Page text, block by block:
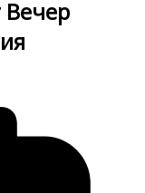
Вечер